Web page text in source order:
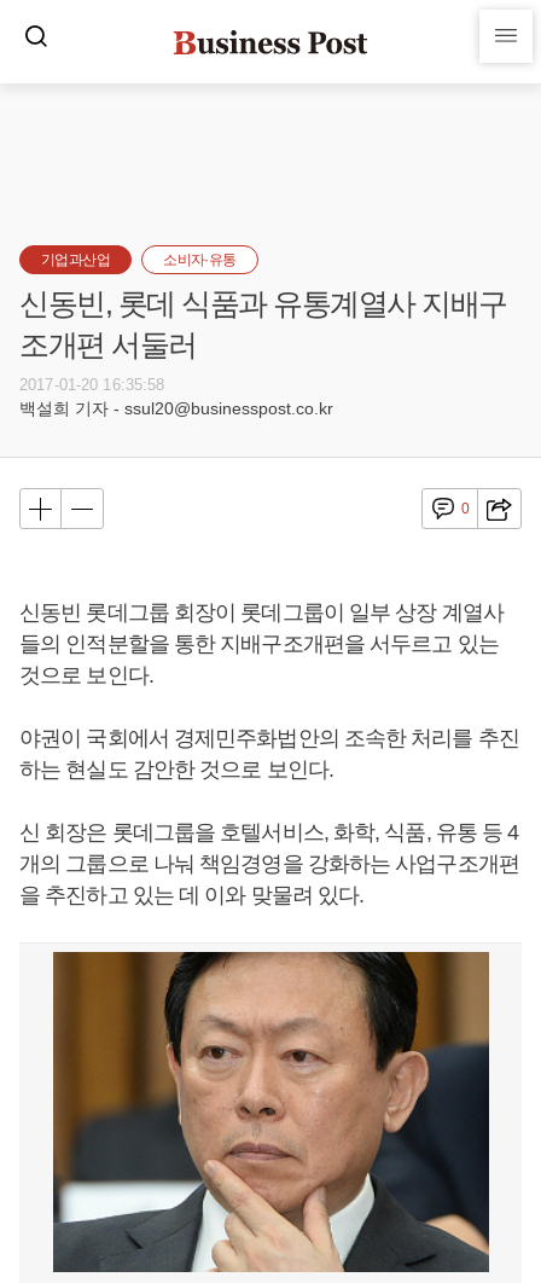
기업과산업 소비자·유통
신동빈, 롯데 식품과 유통계열사 지배구
조개편 서둘러
2017-01-20 16:35:58
백설희 기자 - ssul20@businesspost.co.kr
0
신동빈 롯데그룹 회장이 롯데그룹이 일부 상장 계열사
들의 인적분할을 통한 지배구조개편을 서두르고 있는
것으로 보인다.
야권이 국회에서 경제민주화법안의 조속한 처리를 추진
하는 현실도 감안한 것으로 보인다.
신 회장은 롯데그룹을 호텔서비스, 화학, 식품, 유통 등 4
개의 그룹으로 나눠 책임경영을 강화하는 사업구조개편
을 추진하고 있는 데 이와 맞물려 있다.